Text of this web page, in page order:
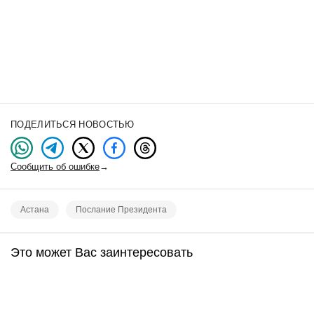
ПОДЕЛИТЬСЯ НОВОСТЬЮ
Сообщить об ошибке→
Астана Послание Президента
Это может Вас заинтересовать